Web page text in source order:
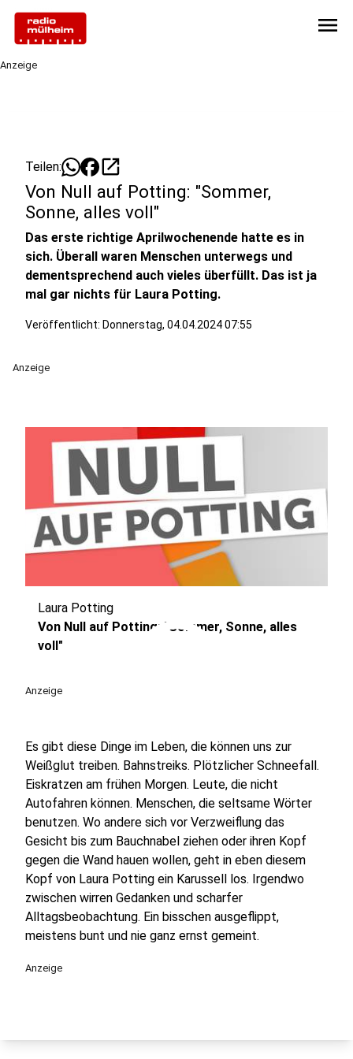
menu
Anzeige
Teilen: open_in_new
Von Null auf Potting: "Sommer,
Sonne, alles voll"
Das erste richtige Aprilwochenende hatte es in
sich. Überall waren Menschen unterwegs und
dementsprechend auch vieles überfüllt. Das ist ja
mal gar nichts für Laura Potting.
Veröffentlicht: Donnerstag, 04.04.2024 07:55
Anzeige
play_circle
Laura Potting
Von Null auf Potting: "Sommer, Sonne, alles
voll"
Anzeige
Es gibt diese Dinge im Leben, die können uns zur
Weißglut treiben. Bahnstreiks. Plötzlicher Schneefall.
Eiskratzen am frühen Morgen. Leute, die nicht
Autofahren können. Menschen, die seltsame Wörter
benutzen. Wo andere sich vor Verzweiflung das
Gesicht bis zum Bauchnabel ziehen oder ihren Kopf
gegen die Wand hauen wollen, geht in eben diesem
Kopf von Laura Potting ein Karussell los. Irgendwo
zwischen wirren Gedanken und scharfer
Alltagsbeobachtung. Ein bisschen ausgeflippt,
meistens bunt und nie ganz ernst gemeint.
Anzeige